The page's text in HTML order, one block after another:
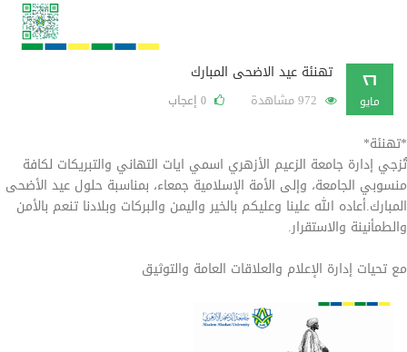
٢٦
مايو
تهنئة عيد الاضحى المبارك
0 إعجاب
*تهنئة*
تُزجي إدارة جامعة الزعيم الأزهري اسمي ايات التهاني والتبريكات لكافة
منسوبي الجامعة، وإلى الأمة الإسلامية جمعاء، بمناسبة حلول عيد الأضحى
المبارك.أعاده الله علينا وعليكم بالخير واليمن والبركات وبلادنا تنعم بالأمن
والطمأنينة والاستقرار.
مع تحيات إدارة الإعلام والعلاقات العامة والتوثيق